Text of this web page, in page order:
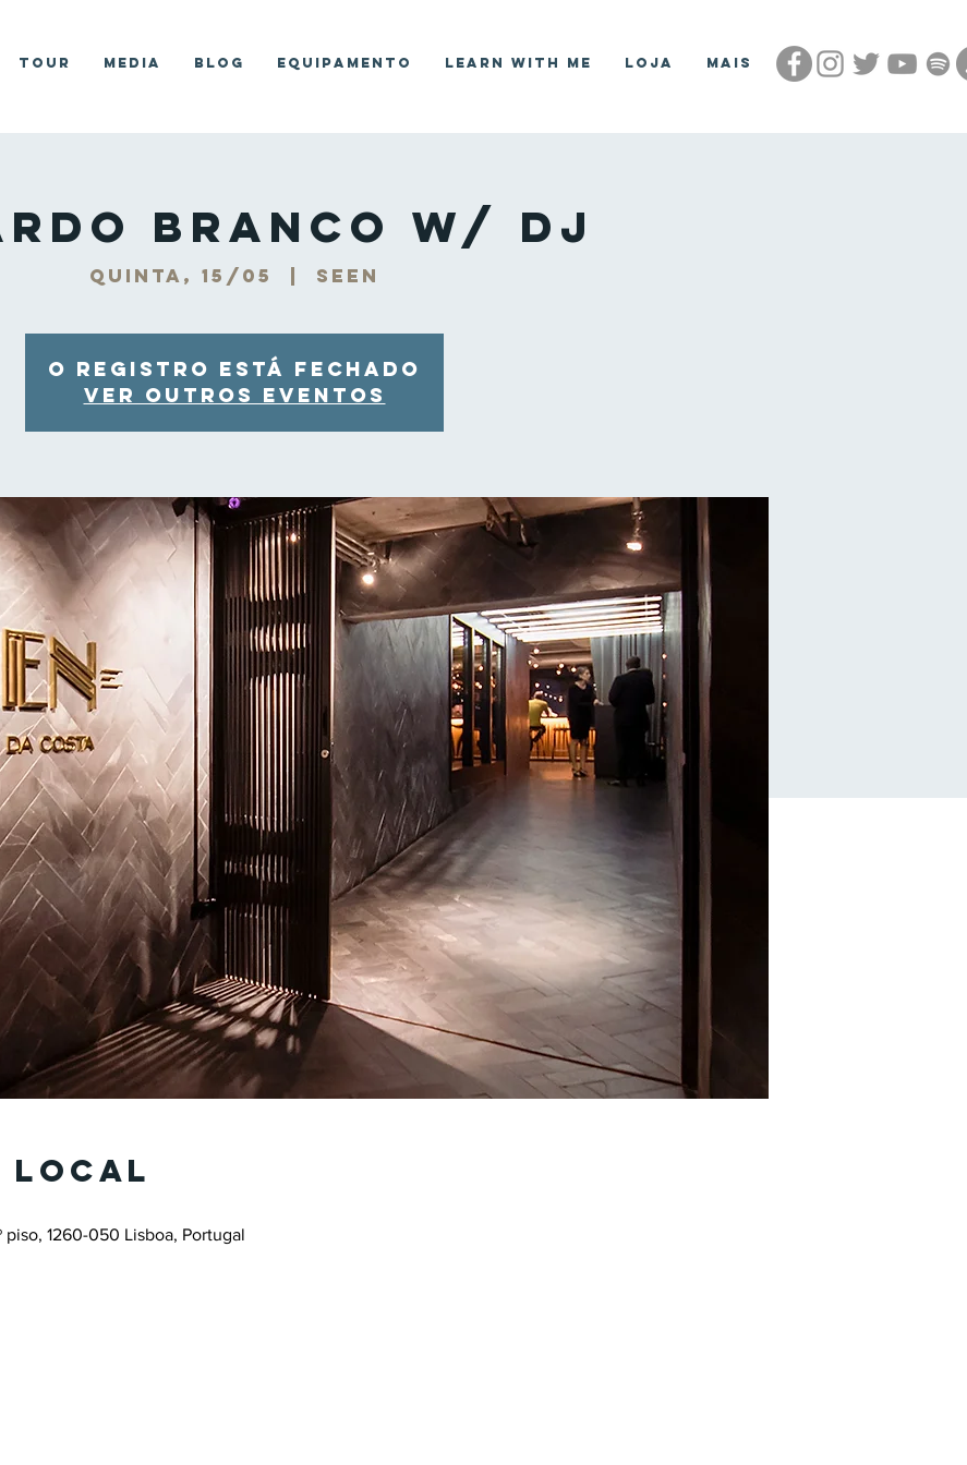
Tour Media Blog Equipamento Learn With Me Loja Mais
Branco w/ DJ
quinta, 15/05 Seen
O registro está fechado
Ver outros eventos
local
piso, 1260-050 Lisboa, Portugal